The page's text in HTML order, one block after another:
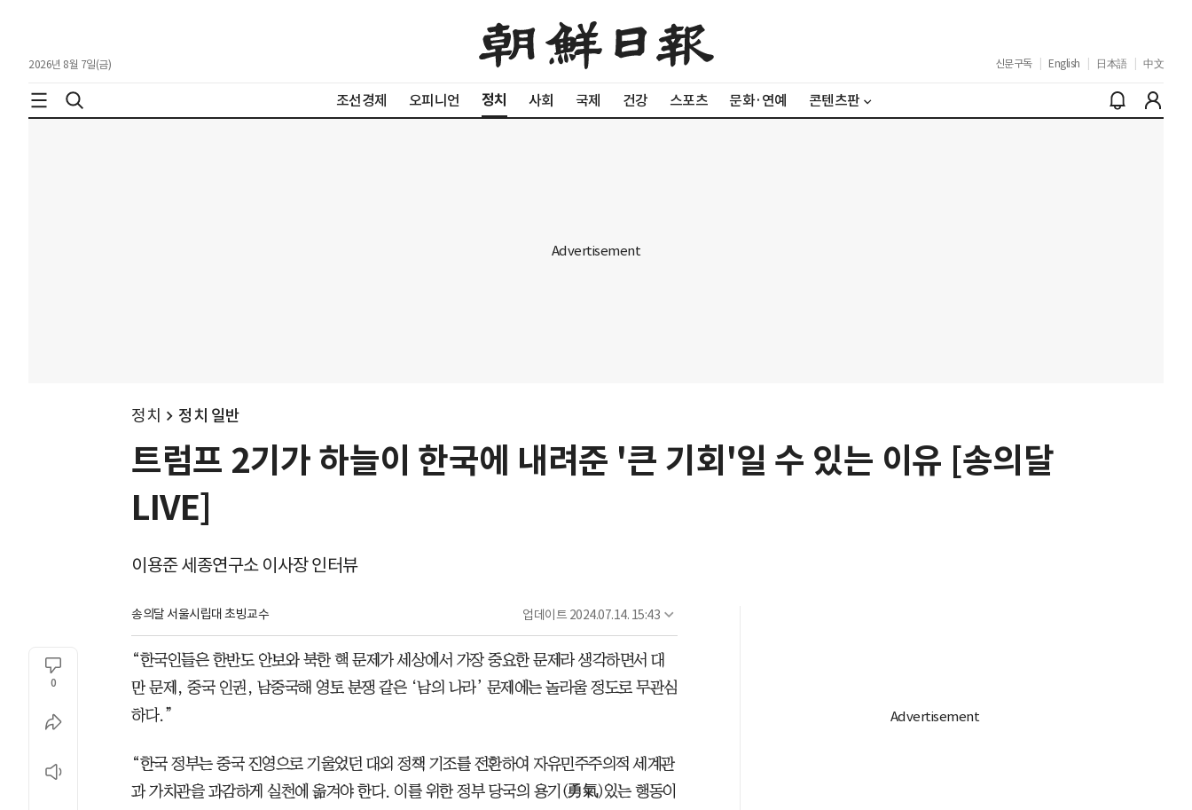
2026년 8월 7일(금) 신문구독 English 日本語 中文
조선경제 오피니언 정치 사회 국제 건강 스포츠 문화·연예 콘텐츠판
정치 정치 일반
트럼프 2기가 하늘이 한국에 내려준 '큰 기회'일 수 있는 이유 [송의달
LIVE]
이용준 세종연구소 이사장 인터뷰
송의달 서울시립대 초빙교수 업데이트 2024.07.14. 15:43
0
“한국인들은 한반도 안보와 북한 핵 문제가 세상에서 가장 중요한 문제라 생각하면서 대
만 문제, 중국 인권, 남중국해 영토 분쟁 같은 ‘남의 나라’ 문제에는 놀라울 정도로 무관심
하다.”
“한국 정부는 중국 진영으로 기울었던 대외 정책 기조를 전환하여 자유민주주의적 세계관
과 가치관을 과감하게 실천에 옮겨야 한다. 이를 위한 정부 당국의 용기(勇氣)있는 행동이